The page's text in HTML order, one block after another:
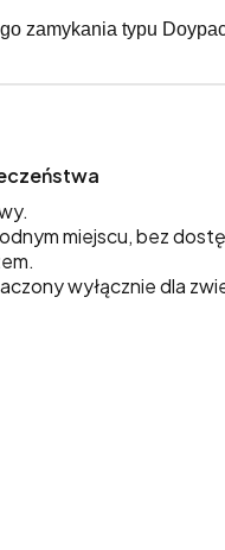
zamykania typu
miejscu, bez
wyłącznie dla